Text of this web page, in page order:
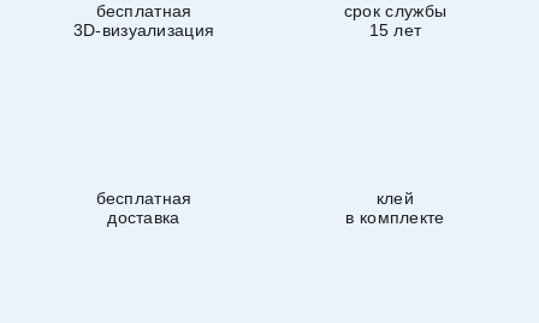
бесплатная
3D-визуализация
срок службы
15 лет
бесплатная
доставка
клей
в комплекте